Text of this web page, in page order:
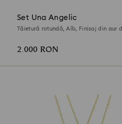
Set Una Angelic
Tăietură rotundă, Alb, Finisaj din aur
2.000 RON